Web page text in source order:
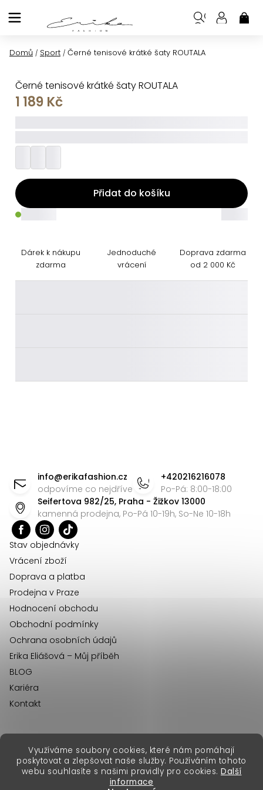
Využíváme soubory cookies, které nám pomáhají
poskytovat a zlepšovat naše služby. Používáním tohoto
webu souhlasíte s našimi pravidly pro cookies. Další
informace
na
Domů / Sport / Černé tenisové krátké šaty ROUTALA
Černé tenisové krátké šaty ROUTALA
1 189 Kč
Přidat do košíku
Dárek k nákupu
zdarma
Jednoduché
vrácení
Doprava zdarma
od 2 000 Kč
info@erikafashion.cz
odpovíme co nejdříve
+420216216078
Po-Pá: 8:00-18:00
Seifertova 982/25, Praha - Žižkov 13000
kamenná prodejna, Po-Pá 10-19h, So-Ne 10-18h
Stav objednávky
Vrácení zboží
Doprava a platba
Prodejna v Praze
Hodnocení obchodu
Obchodní podmínky
Ochrana osobních údajů
Erika Eliášová – Můj příběh
BLOG
Kariéra
Kontakt
Vytvořil Shoptet Premium
Copyright 2026Erika Fashion. Všechna práva vyhrazena.
erikafashion.sk